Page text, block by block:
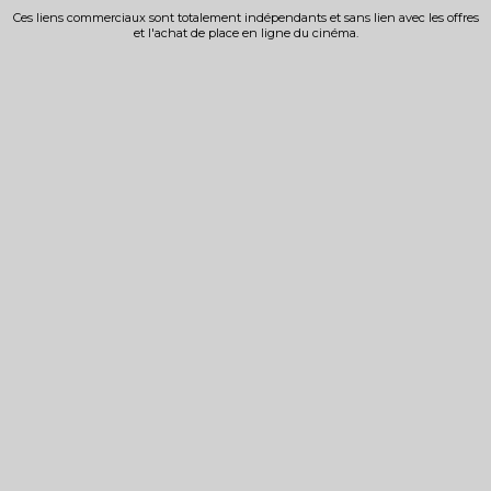
Ces liens commerciaux sont totalement indépendants et sans lien avec les offres
et l'achat de place en ligne du cinéma.